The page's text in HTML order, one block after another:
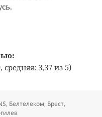
филиалов РУП
средняя: 3,37 из 5)
, Белтелеком, Брест,